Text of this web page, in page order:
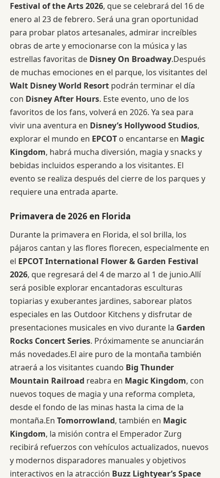
Festival of the Arts 2026, que se celebrará del 16 de
enero al 23 de febrero. Será una gran oportunidad
para probar platos artesanales, admirar increíbles
obras de arte y emocionarse con la música y las
estrellas favoritas de Disney On Broadway.Después
de muchas emociones en el parque, los visitantes del
Walt Disney World Resort podrán terminar el día
con Disney After Hours. Este evento, uno de los
favoritos de los fans, volverá en 2026. Ya sea para
vivir una aventura en Disney’s Hollywood Studios,
explorar el mundo en EPCOT o encantarse en Magic
Kingdom, habrá mucha diversión, magia y snacks y
bebidas incluidos esperando a los visitantes. El
evento se realiza después del cierre de los parques y
requiere una entrada aparte.
Primavera de 2026 en Florida
Durante la primavera en Florida, el sol brilla, los
pájaros cantan y las flores florecen, especialmente en
el EPCOT International Flower & Garden Festival
2026, que regresará del 4 de marzo al 1 de junio.Allí
será posible explorar encantadoras esculturas
topiarias y exuberantes jardines, saborear platos
especiales en las Outdoor Kitchens y disfrutar de
presentaciones musicales en vivo durante la Garden
Rocks Concert Series. Próximamente se anunciarán
más novedades.El aire puro de la montaña también
atraerá a los visitantes cuando Big Thunder
Mountain Railroad reabra en Magic Kingdom, con
nuevos toques de magia y una reforma completa,
desde el fondo de las minas hasta la cima de la
montaña.En Tomorrowland, también en Magic
Kingdom, la misión contra el Emperador Zurg
recibirá refuerzos con vehículos actualizados, nuevos
y modernos disparadores manuales y objetivos
interactivos en la atracción Buzz Lightyear’s Space